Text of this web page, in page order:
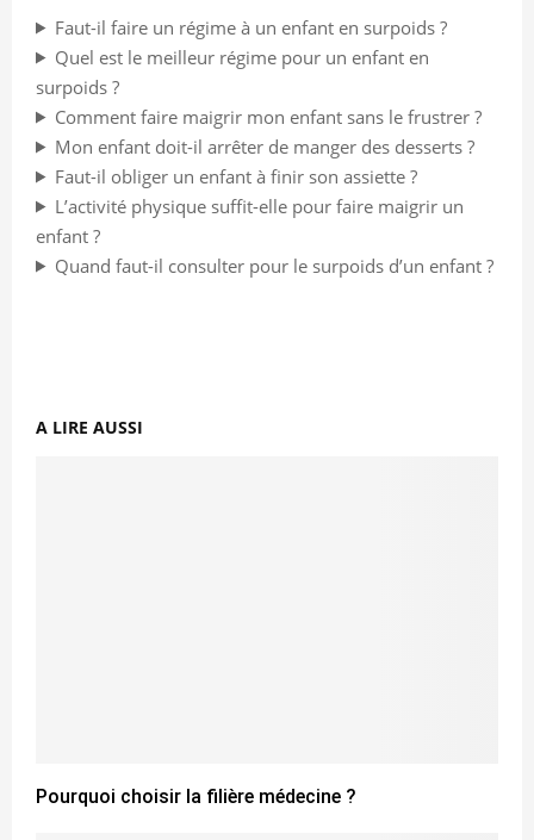
Faut-il faire un régime à un enfant en surpoids ?
Quel est le meilleur régime pour un enfant en
surpoids ?
Comment faire maigrir mon enfant sans le frustrer ?
Mon enfant doit-il arrêter de manger des desserts ?
Faut-il obliger un enfant à finir son assiette ?
L’activité physique suffit-elle pour faire maigrir un
enfant ?
Quand faut-il consulter pour le surpoids d’un enfant ?
A LIRE AUSSI
Pourquoi choisir la filière médecine ?